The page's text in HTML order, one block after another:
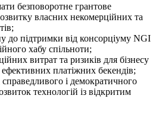
безповоротне грантове
власних некомерційних та
до підтримки від консорціуму NGI
хабу спільноти;
витрат та ризиків для бізнесу
платіжних бекендів;
справедливого і демократичного
технологій із відкритим